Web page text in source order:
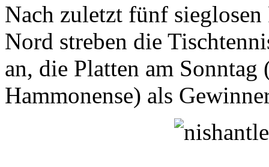
Nach zuletzt fünf
Nord streben die
an, die Platten am
Hammonense) als